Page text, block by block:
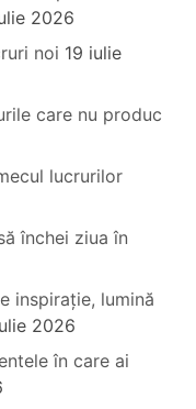
2026
noi 19 iulie
care nu produc
lucrurilor
închei ziua în
inspirație, lumină
2026
în care ai